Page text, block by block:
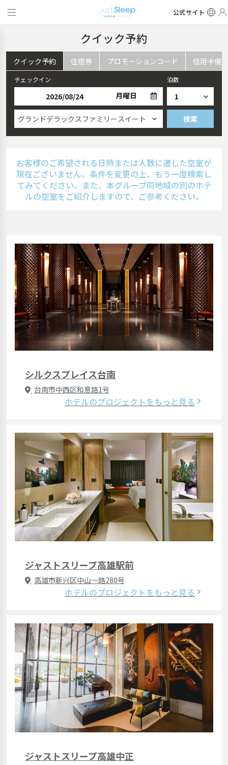
公式サイト
クイック予約
クイック予約 住宿券 プロモーションコード 信用卡優惠
チェックイン
月曜日
泊数
グランドデラックスファミリースイート 検索
お客様のご希望される日時または人数に適した空室が
現在ございません。条件を変更の上、もう一度検索し
てみてください。また、本グループ同地域の別のホテ
ルの空室をご紹介しますので、ご参考ください。
シルクスプレイス台南
台南市中西区和意路1号
ホテルのプロジェクトをもっと見る
ジャストスリープ高雄駅前
高雄市新兴区中山一路280号
ホテルのプロジェクトをもっと見る
ジャストスリープ高雄中正